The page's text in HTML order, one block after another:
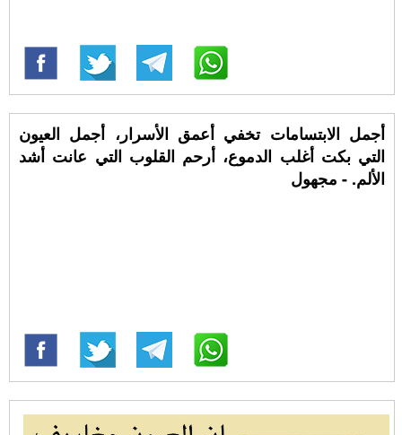
أجمل الابتسامات تخفي أعمق الأسرار، أجمل العيون
التي بكت أغلب الدموع، أرحم القلوب التي عانت أشد
الألم. - مجهول